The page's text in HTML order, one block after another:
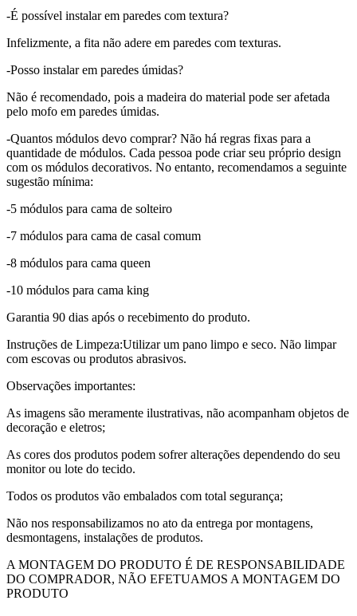
-É possível instalar em paredes com textura?
Infelizmente, a fita não adere em paredes com texturas.
-Posso instalar em paredes úmidas?
Não é recomendado, pois a madeira do material pode ser afetada
pelo mofo em paredes úmidas.
-Quantos módulos devo comprar? Não há regras fixas para a
quantidade de módulos. Cada pessoa pode criar seu próprio design
com os módulos decorativos. No entanto, recomendamos a seguinte
sugestão mínima:
-5 módulos para cama de solteiro
-7 módulos para cama de casal comum
-8 módulos para cama queen
-10 módulos para cama king
Garantia 90 dias após o recebimento do produto.
Instruções de Limpeza:Utilizar um pano limpo e seco. Não limpar
com escovas ou produtos abrasivos.
Observações importantes:
As imagens são meramente ilustrativas, não acompanham objetos de
decoração e eletros;
As cores dos produtos podem sofrer alterações dependendo do seu
monitor ou lote do tecido.
Todos os produtos vão embalados com total segurança;
Não nos responsabilizamos no ato da entrega por montagens,
desmontagens, instalações de produtos.
A MONTAGEM DO PRODUTO É DE RESPONSABILIDADE
DO COMPRADOR, NÃO EFETUAMOS A MONTAGEM DO
PRODUTO